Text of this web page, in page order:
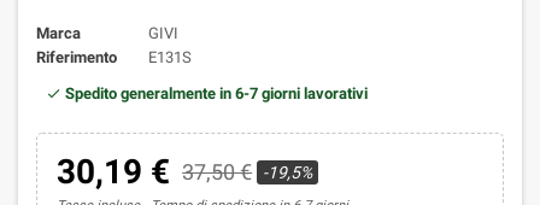
Marca
GIVI
Riferimento
E131S
Spedito generalmente in 6-7 giorni lavorativi
30,19 € 37,50 € -19,5%